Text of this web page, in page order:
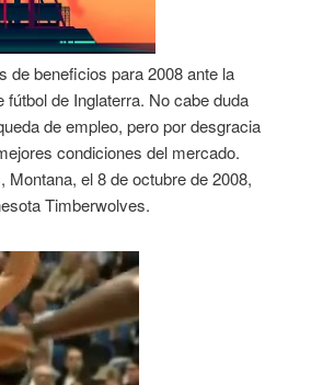
de beneficios para 2008 ante la
de Inglaterra. No cabe duda
de empleo, pero por desgracia
condiciones del mercado.
el 8 de octubre de 2008,
Timberwolves.